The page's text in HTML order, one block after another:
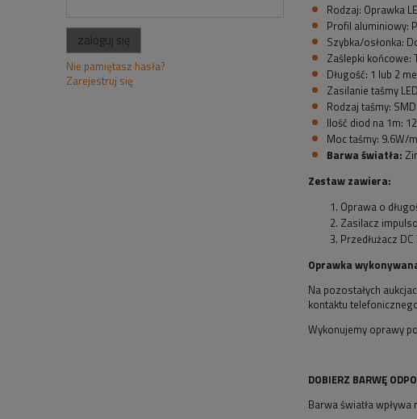
zaloguj się
Nie pamiętasz hasła?
Zarejestruj się
Rodzaj: Oprawka
Profil aluminiowy:
Szybka/osłonka:
Zaślepki końcowe:
Długość: 1 lub 2
Zasilanie taśmy
Rodzaj taśmy:
Ilość diod na 1m:
Moc taśmy: 9.6W/
Barwa światła:
Zestaw zawiera:
Oprawa o
Zasilacz
Przedłużacz
Oprawka
Na pozostałych
kontaktu
Wykonujemy oprawy
DOBIERZ BARWĘ
Barwa światła